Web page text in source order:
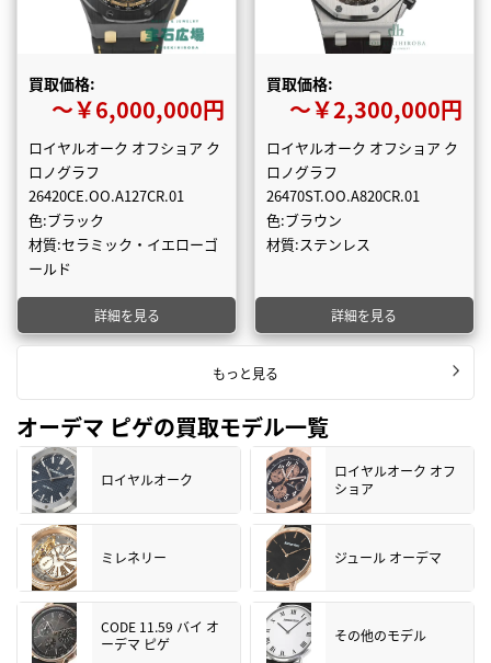
買取価格:
〜￥6,000,000円
ロイヤルオーク オフショア ク
ロノグラフ
26420CE.OO.A127CR.01
色:ブラック
材質:セラミック・イエローゴ
ールド
詳細を見る
買取価格:
〜￥2,300,000円
ロイヤルオーク オフショア ク
ロノグラフ
26470ST.OO.A820CR.01
色:ブラウン
材質:ステンレス
詳細を見る
もっと見る
オーデマ ピゲの買取モデル一覧
ロイヤルオーク
ロイヤルオーク オフ
ショア
ミレネリー ジュール オーデマ
CODE 11.59 バイ オ
ーデマ ピゲ
その他のモデル